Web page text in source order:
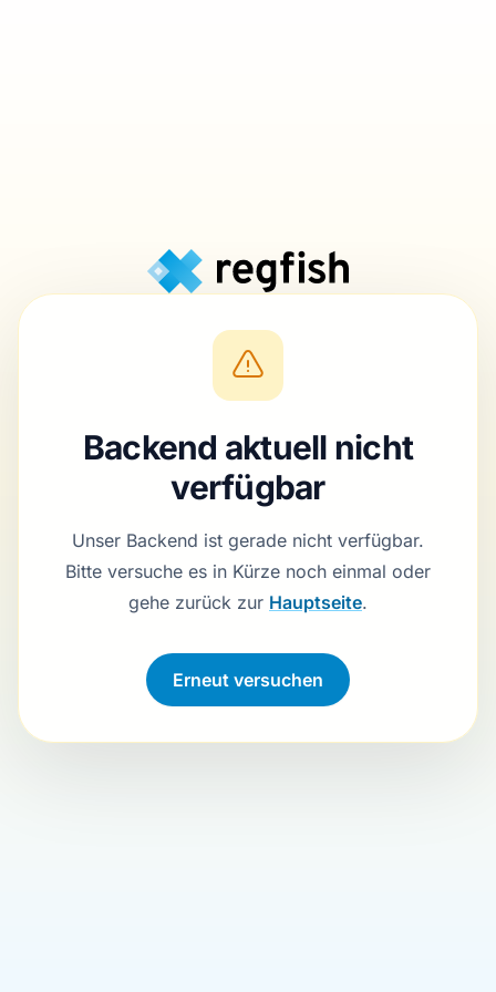
Backend aktuell nicht
verfügbar
Unser Backend ist gerade nicht verfügbar.
Bitte versuche es in Kürze noch einmal oder
gehe zurück zur Hauptseite.
Erneut versuchen